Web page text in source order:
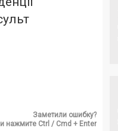
Заметили ошибку?
нажмите Ctrl / Cmd + Enter